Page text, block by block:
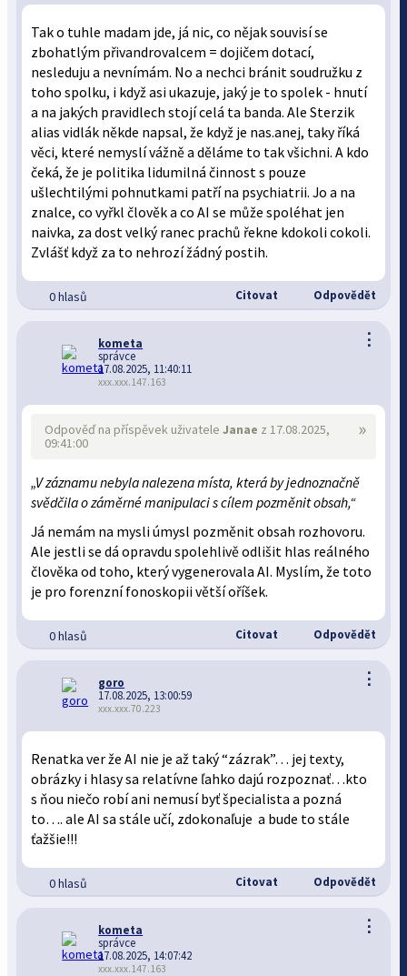
Tak o tuhle madam jde, já nic, co nějak souvisí se
zbohatlým přivandrovalcem = dojičem dotací,
nesleduju a nevnímám. No a nechci bránit soudružku z
toho spolku, i když asi ukazuje, jaký je to spolek - hnutí
a na jakých pravidlech stojí celá ta banda. Ale Sterzik
alias vidlák někde napsal, že když je nas.anej, taky říká
věci, které nemyslí vážně a děláme to tak všichni. A kdo
čeká, že je politika lidumilná činnost s pouze
ušlechtilými pohnutkami patří na psychiatrii. Jo a na
znalce, co vyřkl člověk a co AI se může spoléhat jen
naivka, za dost velký ranec prachů řekne kdokoli cokoli.
Zvlášť když za to nehrozí žádný postih.
0 hlasů Citovat Odpovědět
⋮
kometa
správce
17.08.2025, 11:40:11
xxx.xxx.147.163
»
Odpověď na příspěvek uživateleJanae z 17.08.2025,
09:41:00
„V záznamu nebyla nalezena místa, která by jednoznačně
svědčila o záměrné manipulaci s cílem pozměnit obsah,“
Já nemám na mysli úmysl pozměnit obsah rozhovoru.
Ale jestli se dá opravdu spolehlivě odlišit hlas reálného
člověka od toho, který vygenerovala AI. Myslím, že toto
je pro forenzní fonoskopii větší oříšek.
0 hlasů Citovat Odpovědět
⋮
goro
17.08.2025, 13:00:59
xxx.xxx.70.223
Renatka ver že AI nie je až taký “zázrak”… jej texty,
obrázky i hlasy sa relatívne ľahko dajú rozpoznať…kto
s ňou niečo robí ani nemusí byť špecialista a pozná
to…. ale AI sa stále učí, zdokonaľuje a bude to stále
ťažšie!!!
0 hlasů Citovat Odpovědět
⋮
kometa
správce
17.08.2025, 14:07:42
xxx.xxx.147.163